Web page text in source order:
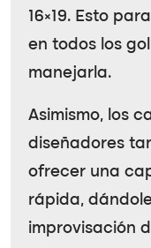
16×19. Esto
en todos los
manejarla.
Asimismo, los
diseñadores
ofrecer una
rápida,
improvisación